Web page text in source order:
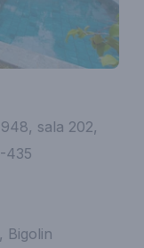
sala 202,
435
Bigolin